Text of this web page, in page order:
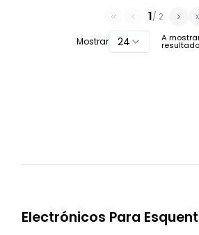
A
1/ 2
Mostrar 24
Electrónicos Para